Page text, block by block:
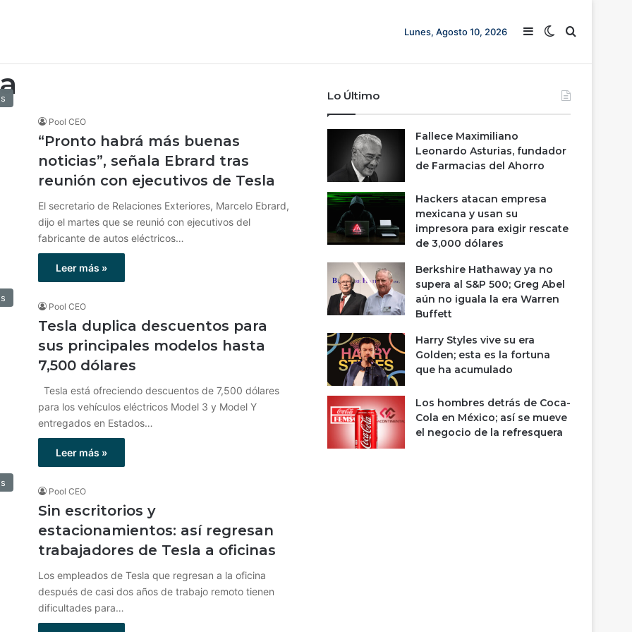
Lunes, Agosto 10, 2026 Barra lateral
Switch skin
Buscar
Pool CEO
“Pronto habrá más buenas
noticias”, señala Ebrard tras
reunión con ejecutivos de Tesla
El secretario de Relaciones Exteriores, Marcelo Ebrard,
dijo el martes que se reunió con ejecutivos del
fabricante de autos eléctricos…
Leer más »
Pool CEO
Tesla duplica descuentos para
sus principales modelos hasta
7,500 dólares
Tesla está ofreciendo descuentos de 7,500 dólares
para los vehículos eléctricos Model 3 y Model Y
entregados en Estados…
Leer más »
Pool CEO
Sin escritorios y
estacionamientos: así regresan
trabajadores de Tesla a oficinas
Los empleados de Tesla que regresan a la oficina
después de casi dos años de trabajo remoto tienen
dificultades para…
Lo Último
Fallece Maximiliano
Leonardo Asturias, fundador
de Farmacias del Ahorro
Hackers atacan empresa
mexicana y usan su
impresora para exigir rescate
de 3,000 dólares
Berkshire Hathaway ya no
supera al S&P 500; Greg Abel
aún no iguala la era Warren
Buffett
Harry Styles vive su era
Golden; esta es la fortuna
que ha acumulado
Los hombres detrás de Coca-
Cola en México; así se mueve
el negocio de la refresquera